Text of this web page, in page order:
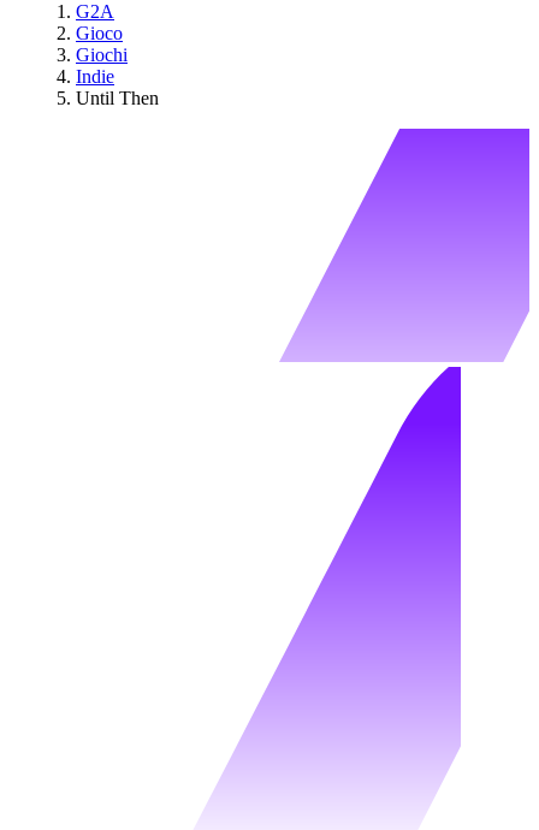
G2A
Gioco
Giochi
Indie
Until Then